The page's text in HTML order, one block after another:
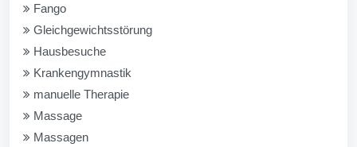
Fango
Gleichgewichtsstörung
Hausbesuche
Krankengymnastik
manuelle Therapie
Massage
Massagen